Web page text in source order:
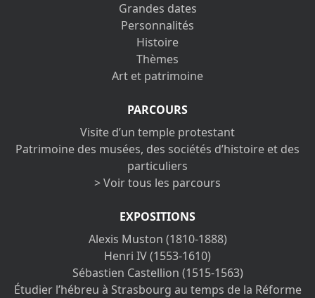
Grandes dates
Personnalités
Histoire
Thèmes
Art et patrimoine
PARCOURS
Visite d’un temple protestant
Patrimoine des musées, des sociétés d’histoire et des
particuliers
> Voir tous les parcours
EXPOSITIONS
Alexis Muston (1810-1888)
Henri IV (1553-1610)
Sébastien Castellion (1515-1563)
Étudier l’hébreu à Strasbourg au temps de la Réforme